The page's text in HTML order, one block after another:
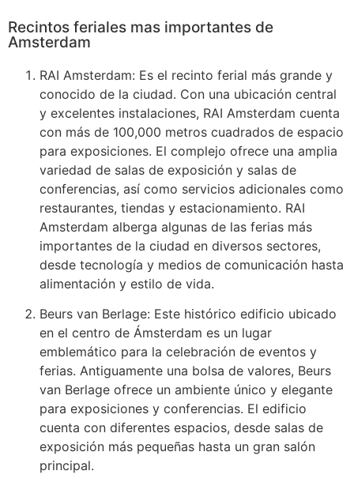
Recintos feriales mas importantes de
Amsterdam
RAI Amsterdam: Es el recinto ferial más grande y
conocido de la ciudad. Con una ubicación central
y excelentes instalaciones, RAI Amsterdam cuenta
con más de 100,000 metros cuadrados de espacio
para exposiciones. El complejo ofrece una amplia
variedad de salas de exposición y salas de
conferencias, así como servicios adicionales como
restaurantes, tiendas y estacionamiento. RAI
Amsterdam alberga algunas de las ferias más
importantes de la ciudad en diversos sectores,
desde tecnología y medios de comunicación hasta
alimentación y estilo de vida.
Beurs van Berlage: Este histórico edificio ubicado
en el centro de Ámsterdam es un lugar
emblemático para la celebración de eventos y
ferias. Antiguamente una bolsa de valores, Beurs
van Berlage ofrece un ambiente único y elegante
para exposiciones y conferencias. El edificio
cuenta con diferentes espacios, desde salas de
exposición más pequeñas hasta un gran salón
principal.